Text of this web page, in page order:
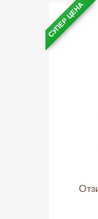
СУПЕР ЦЕНА